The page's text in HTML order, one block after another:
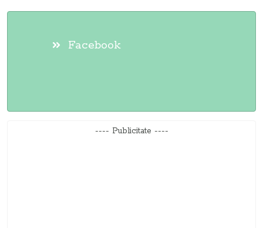
Facebook
---- Publicitate ----